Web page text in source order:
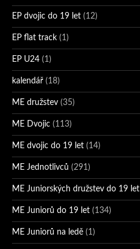
EP dvojic do 19 let (12)
EP flat track (1)
EP U24 (1)
kalendář (18)
ME družstev (35)
ME Dvojic (113)
ME dvojic do 19 let (14)
ME Jednotlivců (291)
ME Juniorských družstev do 19 let
ME Juniorů do 19 let (134)
ME Juniorů na ledě (1)